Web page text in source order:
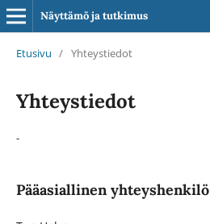
Näyttämö ja tutkimus
Etusivu / Yhteystiedot
Yhteystiedot
-
Pääasiallinen yhteyshenkilö